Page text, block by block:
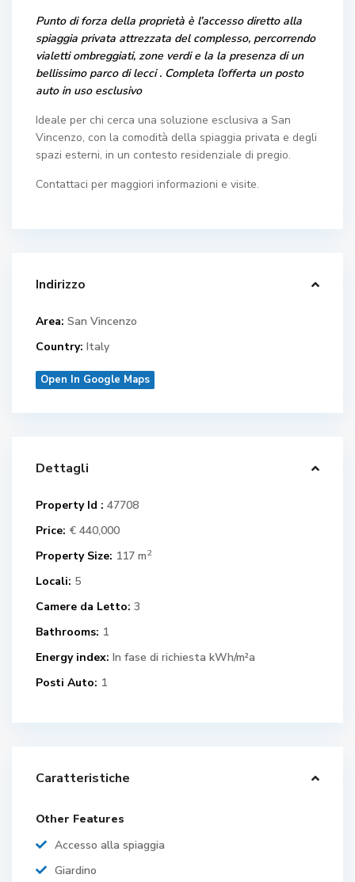
Punto di forza della proprietà è l’accesso diretto alla
spiaggia privata attrezzata del complesso, percorrendo
vialetti ombreggiati, zone verdi e la la presenza di un
bellissimo parco di lecci . Completa l’offerta un posto
auto in uso esclusivo
Ideale per chi cerca una soluzione esclusiva a San
Vincenzo, con la comodità della spiaggia privata e degli
spazi esterni, in un contesto residenziale di pregio.
Contattaci per maggiori informazioni e visite.
Indirizzo
Area: San Vincenzo
Country: Italy
Open In Google Maps
Dettagli
Property Id : 47708
Price: € 440,000
Property Size: 117 m2
Locali: 5
Camere da Letto: 3
Bathrooms: 1
Energy index: In fase di richiesta kWh/m²a
Posti Auto: 1
Caratteristiche
Other Features
Accesso alla spiaggia
Giardino